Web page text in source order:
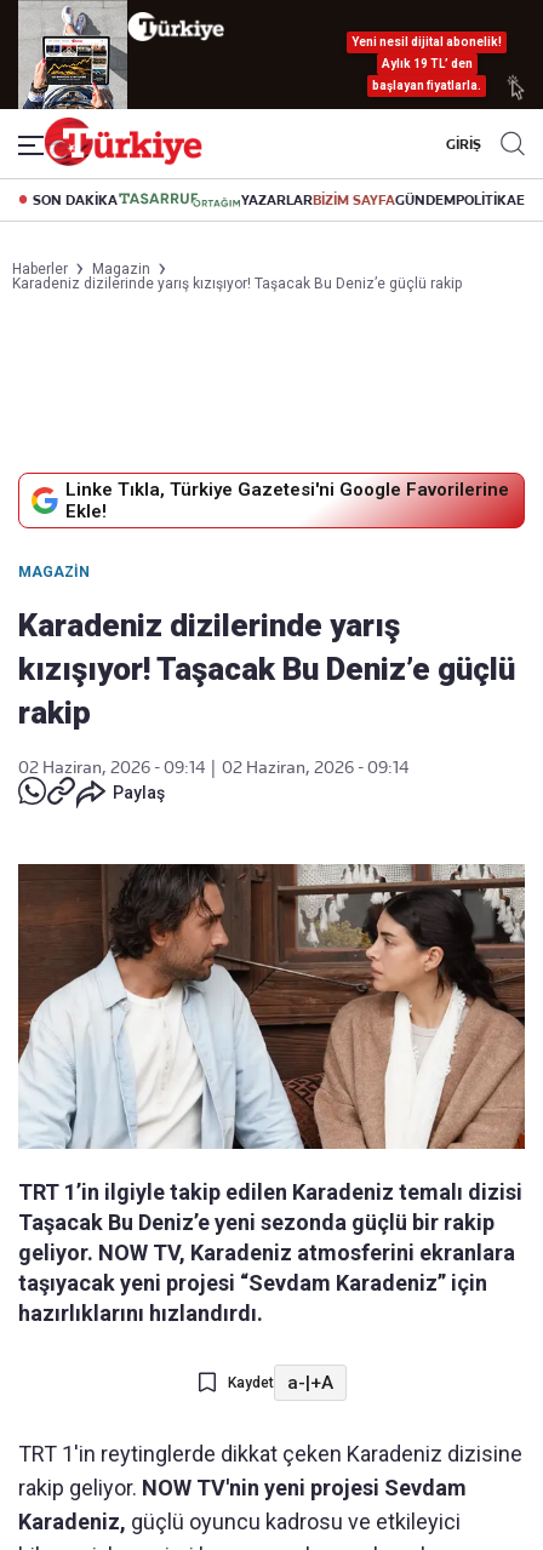
Yeni nesil dijital abonelik!
Aylık 19 TL’ den
başlayan fiyatlarla.
GİRİŞ
SON DAKİKA YAZARLARBİZİM SAYFAGÜNDEMPOLİTİKA
Haberler
Magazin
Karadeniz dizilerinde yarış kızışıyor! Taşacak Bu Deniz’e güçlü rakip
Linke Tıkla, Türkiye Gazetesi'ni Google Favorilerine
Ekle!
MAGAZIN
Karadeniz dizilerinde yarış
kızışıyor! Taşacak Bu Deniz’e güçlü
rakip
02 Haziran, 2026 - 09:14
02 Haziran, 2026 - 09:14
Paylaş
TRT 1’in ilgiyle takip edilen Karadeniz temalı dizisi
Taşacak Bu Deniz’e yeni sezonda güçlü bir rakip
geliyor. NOW TV, Karadeniz atmosferini ekranlara
taşıyacak yeni projesi “Sevdam Karadeniz” için
hazırlıklarını hızlandırdı.
Kaydet a-|+A
TRT 1'in reytinglerde dikkat çeken Karadeniz dizisine
rakip geliyor. NOW TV'nin yeni projesi Sevdam
Karadeniz, güçlü oyuncu kadrosu ve etkileyici